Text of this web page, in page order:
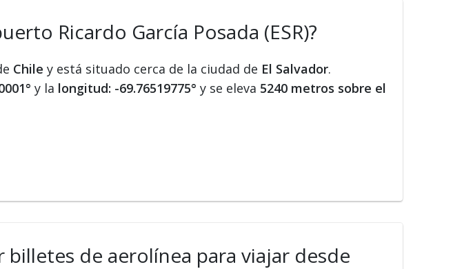
Ricardo García Posada (ESR)?
Chile y está situado cerca de la ciudad de El Salvador.
y la longitud: -69.76519775° y se eleva 5240 metros sobre el
billetes de aerolínea para viajar desde